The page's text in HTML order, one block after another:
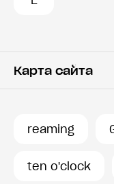
Карта сайта
История запросов
reaming
ten o'clock